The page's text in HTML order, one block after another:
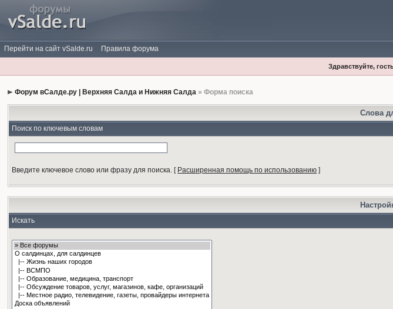
Перейти на сайт vSalde.ru Правила форума
Здравствуйте,
Форум вСалде.ру | Верхняя Салда и Нижняя Салда » Форма поиска
Слова
Поиск по ключевым словам
Введите ключевое слово или фразу для поиска. [ Расширенная помощь по использованию ]
Искать